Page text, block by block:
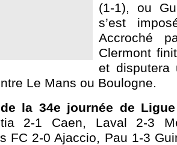
(1-1), ou
s’est
Accroché
Clermont
et disputera
Le Mans ou Boulogne.
la 34e journée de
2-1 Caen, Laval 2-3
FC 2-0 Ajaccio, Pau 1-3